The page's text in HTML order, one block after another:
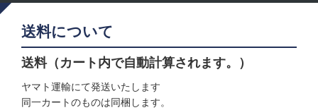
送料について
送料（カート内で自動計算されます。）
ヤマト運輸にて発送いたします
同一カートのものは同梱します。